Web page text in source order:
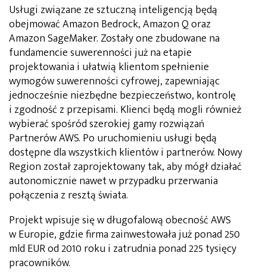
Usługi związane ze sztuczną inteligencją będą
obejmować Amazon Bedrock, Amazon Q oraz
Amazon SageMaker. Zostały one zbudowane na
fundamencie suwerenności już na etapie
projektowania i ułatwią klientom spełnienie
wymogów suwerenności cyfrowej, zapewniając
jednocześnie niezbędne bezpieczeństwo, kontrolę
i zgodność z przepisami. Klienci będą mogli również
wybierać spośród szerokiej gamy rozwiązań
Partnerów AWS. Po uruchomieniu usługi będą
dostępne dla wszystkich klientów i partnerów. Nowy
Region został zaprojektowany tak, aby mógł działać
autonomicznie nawet w przypadku przerwania
połączenia z resztą świata.
Projekt wpisuje się w długofalową obecność AWS
w Europie, gdzie firma zainwestowała już ponad 250
mld EUR od 2010 roku i zatrudnia ponad 225 tysięcy
pracowników.